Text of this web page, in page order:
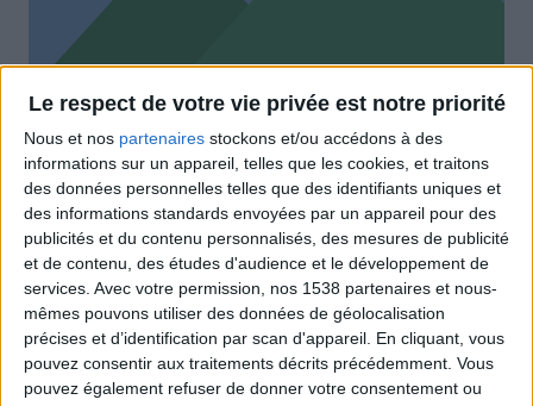
Le respect de votre vie privée est notre priorité
Nous et nos partenaires stockons et/ou accédons à des
informations sur un appareil, telles que les cookies, et traitons
des données personnelles telles que des identifiants uniques et
des informations standards envoyées par un appareil pour des
publicités et du contenu personnalisés, des mesures de publicité
et de contenu, des études d'audience et le développement de
services. Avec votre permission, nos 1538 partenaires et nous-
mêmes pouvons utiliser des données de géolocalisation
précises et d’identification par scan d'appareil. En cliquant, vous
pouvez consentir aux traitements décrits précédemment. Vous
pouvez également refuser de donner votre consentement ou
Etui de carton rembordé contenant les livres des
différents niveaux d’apprentissage. Il s’agit d’un pack
simple mais très pratique, imprimé avec un pantone
métal et recouvert d’un pelliculage.